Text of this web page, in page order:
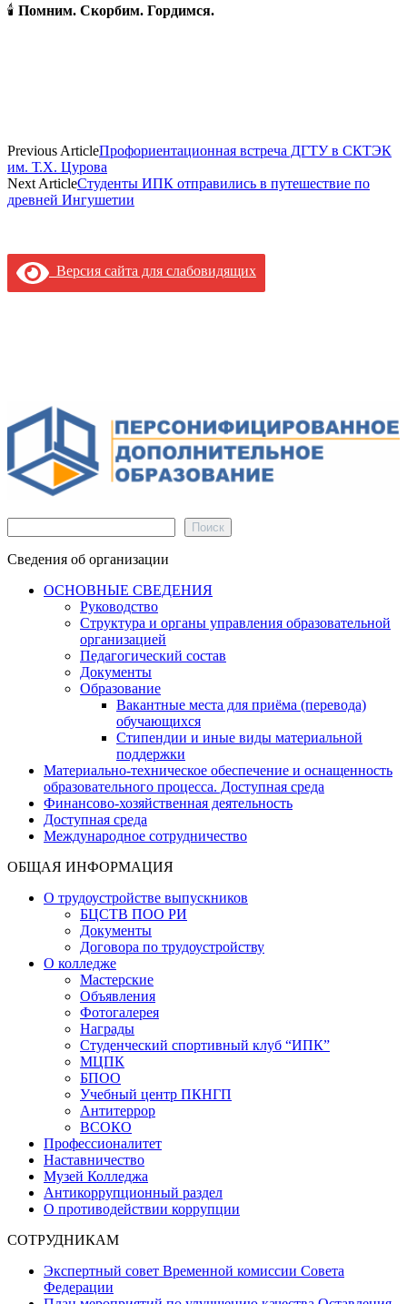
🕯️ Помним. Скорбим. Гордимся.
Previous ArticleПрофориентационная встреча ДГТУ в СКТЭК
им. Т.Х. Цурова
Next ArticleСтуденты ИПК отправились в путешествие по
древней Ингушетии
Версия сайта для слабовидящих
Поиск
Сведения об организации
ОСНОВНЫЕ СВЕДЕНИЯ
Руководство
Структура и органы управления образовательной
организацией
Педагогический состав
Документы
Образование
Вакантные места для приёма (перевода)
обучающихся
Стипендии и иные виды материальной
поддержки
Материально-техническое обеспечение и оснащенность
образовательного процесса. Доступная среда
Финансово-хозяйственная деятельность
Доступная среда
Международное сотрудничество
ОБЩАЯ ИНФОРМАЦИЯ
О трудоустройстве выпускников
БЦСТВ ПОО РИ
Документы
Договора по трудоустройству
О колледже
Мастерские
Объявления
Фотогалерея
Награды
Студенческий спортивный клуб “ИПК”
МЦПК
БПОО
Учебный центр ПКНГП
Антитеррор
ВСОКО
Профессионалитет
Наставничество
Музей Колледжа
Антикоррупционный раздел
О противодействии коррупции
СОТРУДНИКАМ
Экспертный совет Временной комиссии Совета
Федерации